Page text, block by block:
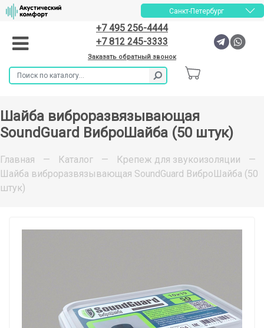
Санкт-Петербург
+7 495 256-4444
+7 812 245-3333
Заказать обратный звонок
Шайба виброразвязывающая
SoundGuard ВиброШайба (50 штук)
Главная — Каталог — Крепеж для звукоизоляции
—
Шайба виброразвязывающая SoundGuard ВиброШайба (50
штук)